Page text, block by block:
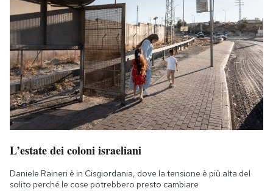
L’estate dei coloni israeliani
Daniele Raineri è in Cisgiordania, dove la tensione è più alta del
solito perché le cose potrebbero presto cambiare